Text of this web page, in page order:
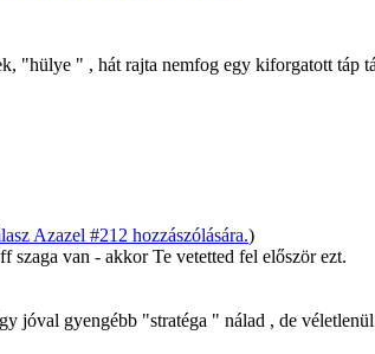
"hülye " , hát rajta nemfog egy kiforgatott táp
Azazel #212 hozzászólására.)
szaga van - akkor Te vetetted fel először ezt.
jóval gyengébb "stratéga " nálad , de